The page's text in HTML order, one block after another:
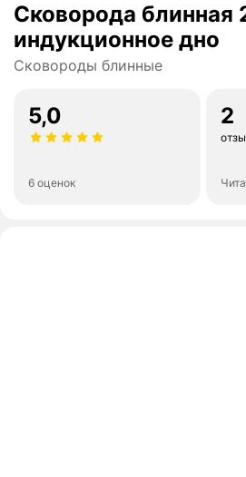
Сковорода блинная
индукционное дно
Сковороды блинные
5,0
6 оценок
2